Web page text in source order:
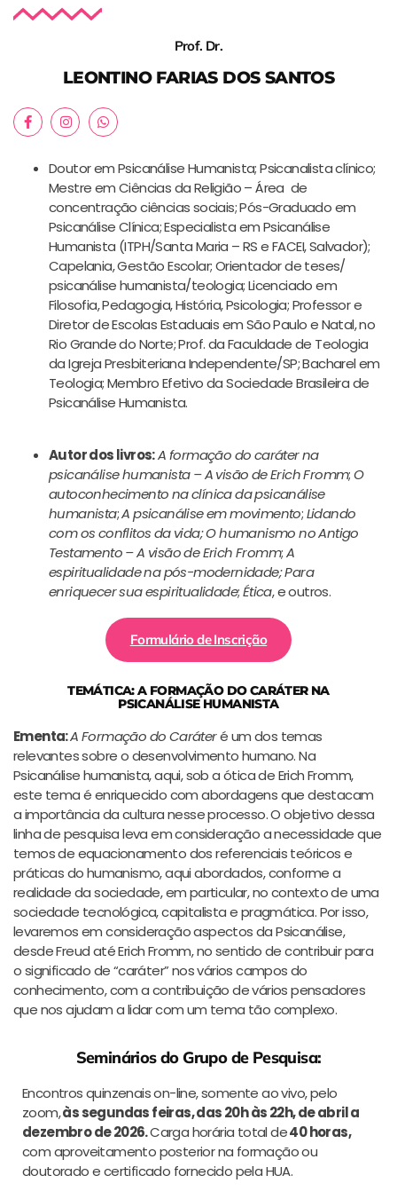
Prof. Dr.
LEONTINO FARIAS DOS SANTOS
Doutor em Psicanálise Humanista; Psicanalista clínico;
Mestre em Ciências da Religião – Área de
concentração ciências sociais; Pós-Graduado em
Psicanálise Clínica; Especialista em Psicanálise
Humanista (ITPH/Santa Maria – RS e FACEI, Salvador);
Capelania, Gestão Escolar; Orientador de teses/
psicanálise humanista/teologia; Licenciado em
Filosofia, Pedagogia, História, Psicologia; Professor e
Diretor de Escolas Estaduais em São Paulo e Natal, no
Rio Grande do Norte; Prof. da Faculdade de Teologia
da Igreja Presbiteriana Independente/SP; Bacharel em
Teologia; Membro Efetivo da Sociedade Brasileira de
Psicanálise Humanista.
Autor dos livros:A formação do caráter na
psicanálise humanista – A visão de Erich Fromm;O
autoconhecimento na clínica da psicanálise
humanista;A psicanálise em movimento;Lidando
com os conflitos da vida;O humanismo no Antigo
Testamento – A visão de Erich Fromm;A
espiritualidade na pós-modernidade;Para
enriquecer sua espiritualidade;Ética, e outros.
Formulário de Inscrição
TEMÁTICA: A FORMAÇÃO DO CARÁTER NA
PSICANÁLISE HUMANISTA
Ementa:A Formação do Caráteré um dos temas
relevantes sobre o desenvolvimento humano. Na
Psicanálise humanista, aqui, sob a ótica de Erich Fromm,
este tema é enriquecido com abordagens que destacam
a importância da cultura nesse processo. O objetivo dessa
linha de pesquisa leva em consideração a necessidade que
temos de equacionamento dos referenciais teóricos e
práticas do humanismo, aqui abordados, conforme a
realidade da sociedade, em particular, no contexto de uma
sociedade tecnológica, capitalista e pragmática. Por isso,
levaremos em consideração aspectos da Psicanálise,
desde Freud até Erich Fromm, no sentido de contribuir para
o significado de “caráter” nos vários campos do
conhecimento, com a contribuição de vários pensadores
que nos ajudam a lidar com um tema tão complexo.
Seminários do Grupo de Pesquisa:
Encontros quinzenais on-line, somente ao vivo, pelo
zoom,às segundas feiras, das 20h às 22h, de abril a
dezembro de 2026.Carga horária total de40 horas,
com aproveitamento posterior na formação ou
doutorado e certificado fornecido pela HUA.